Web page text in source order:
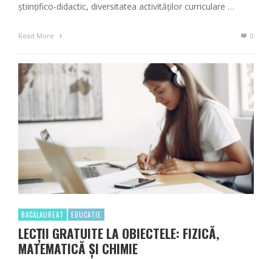
ştiinţifico-didactic, diversitatea activităţilor curriculare …
Read More 0
BACALAUREAT EDUCATIE
LECȚII GRATUITE LA OBIECTELE: FIZICĂ,
MATEMATICĂ ȘI CHIMIE